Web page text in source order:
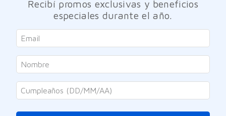
aro-vibrador-maxx-play
OOPS!
No encontramos ningún resultado para
Recibí promos exclusivas y beneficios
especiales durante el año.